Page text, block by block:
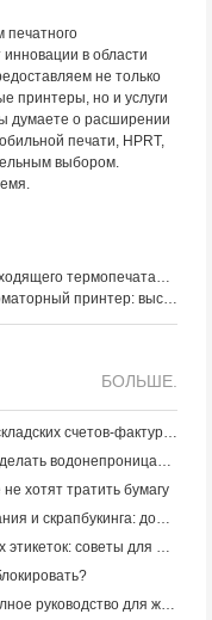
в области
не только
принтеры, но и услуги
думаете о расширении
печати, HPRT,
выбором.
(TTO) для производства пищевых продуктов
печать QR - кода для обнаружения устройств
БОЛЬШЕ.
хотят тратить бумагу